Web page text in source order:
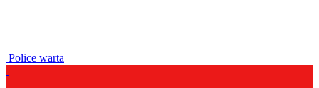
Police warta